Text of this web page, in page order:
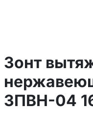
Зонт
ЗПВН-04